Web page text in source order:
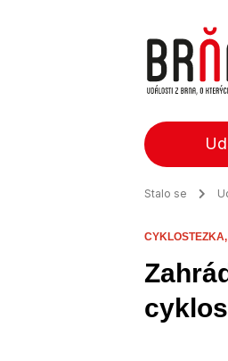
Stalo se
CYKLOSTEZKA,